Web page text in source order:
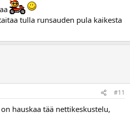
tulla runsauden pula kaikesta
#11
hauskaa tää nettikeskustelu,